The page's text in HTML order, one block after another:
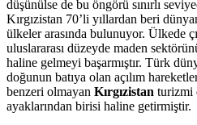
düşünülse de bu öngörü sınırlı
Kırgızistan 70’li yıllardan beri
ülkeler arasında bulunuyor. Ülkede
uluslararası düzeyde maden
haline gelmeyi başarmıştır. Türk
doğunun batıya olan açılım
benzeri olmayan Kırgızistan turizmi
ayaklarından birisi haline getirmiştir.